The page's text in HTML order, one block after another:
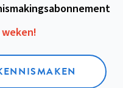
weken!